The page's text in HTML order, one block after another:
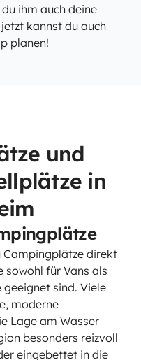
ihm auch deine
kannst du auch
planen!
und
in
Campingplätze direkt
sowohl für Vans als
sind. Viele
moderne
Lage am Wasser
besonders reizvoll
eingebettet in die